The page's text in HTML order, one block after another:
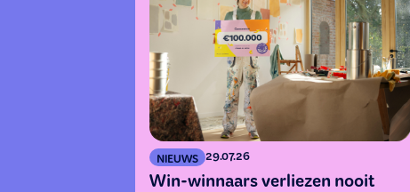
NIEUWS 29.07.26
Win-winnaars verliezen nooit